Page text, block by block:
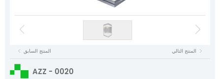
Aziz Lift
القوة وراء كل مصعد
مقابس الحبل
مشابك دليل التوجيه المصبوبة
مكونات بلاستيكية
قطع غيار المصاعد
كابلات NYAF
كابلات مرنة
المنتج السابق المنتج التالي
AZZ - 0020